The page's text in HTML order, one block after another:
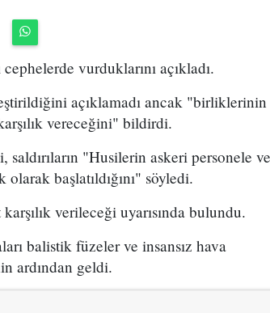
vurduklarını açıkladı.
açıklamadı ancak "birliklerinin
vereceğini" bildirdi.
"Husilerin askeri personele ve
başlatıldığını" söyledi.
verileceği uyarısında bulundu.
balistik füzeler ve insansız hava
ardından geldi.